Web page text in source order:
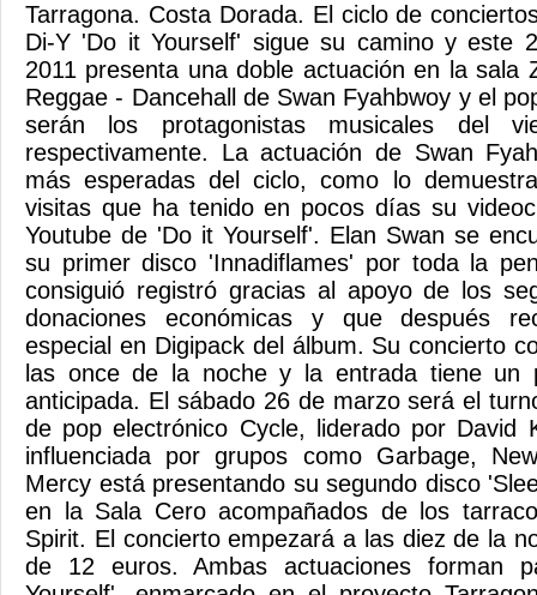
Tarragona. Costa Dorada. El ciclo de
Di-Y 'Do it Yourself' sigue su camino y este
2011 presenta una doble actuación en la sala
Reggae - Dancehall de Swan Fyahbwoy y el
serán los protagonistas musicales del
respectivamente. La actuación de Swan
más esperadas del ciclo, como lo
visitas que ha tenido en pocos días su
Youtube de 'Do it Yourself'. Elan Swan se
su primer disco 'Innadiflames' por toda la
consiguió registró gracias al apoyo de los
donaciones económicas y que después
especial en Digipack del álbum. Su concierto
las once de la noche y la entrada tiene un
anticipada. El sábado 26 de marzo será el
de pop electrónico Cycle, liderado por David
influenciada por grupos como Garbage,
Mercy está presentando su segundo disco
en la Sala Cero acompañados de los
Spirit. El concierto empezará a las diez de la
de 12 euros. Ambas actuaciones forman